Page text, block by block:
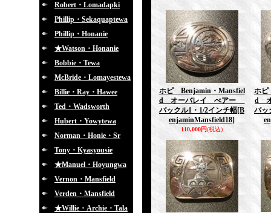
Robert・Lomadapki
Phillip・Sekaquaptewa
Phillip・Honanie
★Watson・Honanie
Bobbie・Tewa
McBride・Lomayestewa
Billie・Ray・Hawee
Ted・Wadsworth
Hubert・Yowytewa
Norman・Honie・Sr
Tony・Kyasyousie
★Manuel・Hoyungwa
Vernon・Mansfield
Verden・Mansfield
★Willie・Archie・Tala
ホピ Benjamin・Mansfiel
d オーバレイ べアー
バックル1・1/2インチ幅[B
enjaminMansfield18]
110,000円(税込)
ホピ
d
バッ